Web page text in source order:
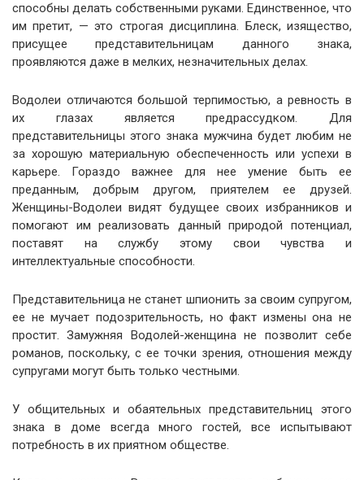
способны делать собственными руками. Единственное, что
им претит, — это строгая дисциплина. Блеск, изящество,
присущее представительницам данного знака,
проявляются даже в мелких, незначительных делах.
Водолеи отличаются большой терпимостью, а ревность в
их глазах является предрассудком. Для
представительницы этого знака мужчина будет любим не
за хорошую материальную обеспеченность или успехи в
карьере. Гораздо важнее для нее умение быть ее
преданным, добрым другом, приятелем ее друзей.
Женщины-Водолеи видят будущее своих избранников и
помогают им реализовать данный природой потенциал,
поставят на службу этому свои чувства и
интеллектуальные способности.
Представительница не станет шпионить за своим супругом,
ее не мучает подозрительность, но факт измены она не
простит. Замужняя Водолей-женщина не позволит себе
романов, поскольку, с ее точки зрения, отношения между
супругами могут быть только честными.
У общительных и обаятельных представительниц этого
знака в доме всегда много гостей, все испытывают
потребность в их приятном обществе.